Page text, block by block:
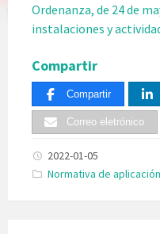
Ordenanza, de 24 de
instalaciones y
Compartir
Compartir
Correo eletrónico
2022-01-05
Categories:
Normativa de aplicación